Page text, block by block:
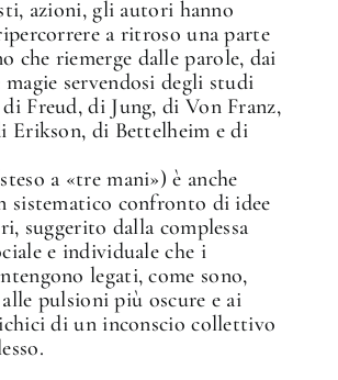
azioni, gli autori hanno
a ritroso una parte
che riemerge dalle parole, dai
servendosi degli studi
Freud, di Jung, di Von Franz,
Erikson, di Bettelheim e di
a «tre mani») è anche
confronto di idee
suggerito dalla complessa
e individuale che i
legati, come sono,
pulsioni più oscure e ai
di un inconscio collettivo